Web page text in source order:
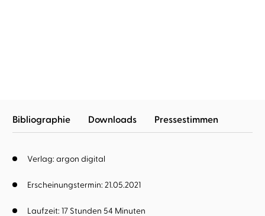
Bibliographie Downloads Pressestimmen
Verlag: argon digital
Erscheinungstermin: 21.05.2021
Laufzeit: 17 Stunden 54 Minuten